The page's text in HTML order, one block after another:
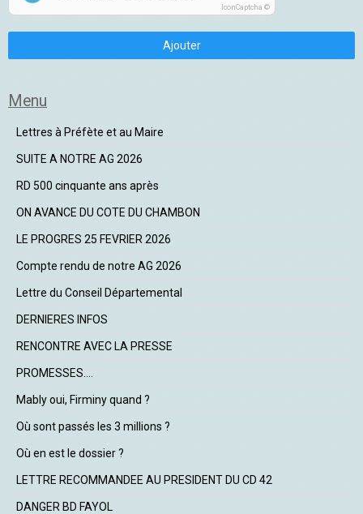
IconCaptcha ©
Ajouter
Menu
Lettres à Préfète et au Maire
SUITE A NOTRE AG 2026
RD 500 cinquante ans après
ON AVANCE DU COTE DU CHAMBON
LE PROGRES 25 FEVRIER 2026
Compte rendu de notre AG 2026
Lettre du Conseil Départemental
DERNIERES INFOS
RENCONTRE AVEC LA PRESSE
PROMESSES....
Mably oui, Firminy quand ?
Où sont passés les 3 millions ?
Où en est le dossier ?
LETTRE RECOMMANDEE AU PRESIDENT DU CD 42
DANGER BD FAYOL